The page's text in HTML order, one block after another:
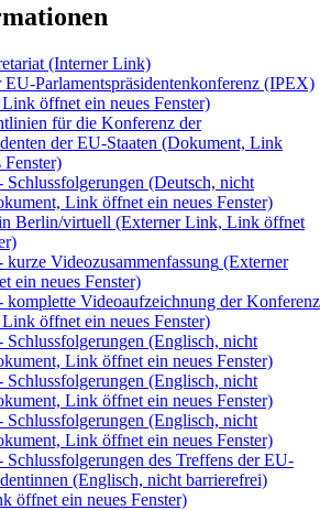
(Interner Link)
EU-Parlamentspräsidentenkonferenz (IPEX)
öffnet ein neues Fenster)
für die Konferenz der
der EU-Staaten (Dokument, Link
Fenster)
(Deutsch, nicht
Link öffnet ein neues Fenster)
Berlin/virtuell (Externer Link, Link öffnet
Videozusammenfassung (Externer
ein neues Fenster)
Videoaufzeichnung der Konferenz
öffnet ein neues Fenster)
(Englisch, nicht
Link öffnet ein neues Fenster)
(Englisch, nicht
Link öffnet ein neues Fenster)
(Englisch, nicht
Link öffnet ein neues Fenster)
des Treffens der EU-
(Englisch, nicht barrierefrei)
öffnet ein neues Fenster)